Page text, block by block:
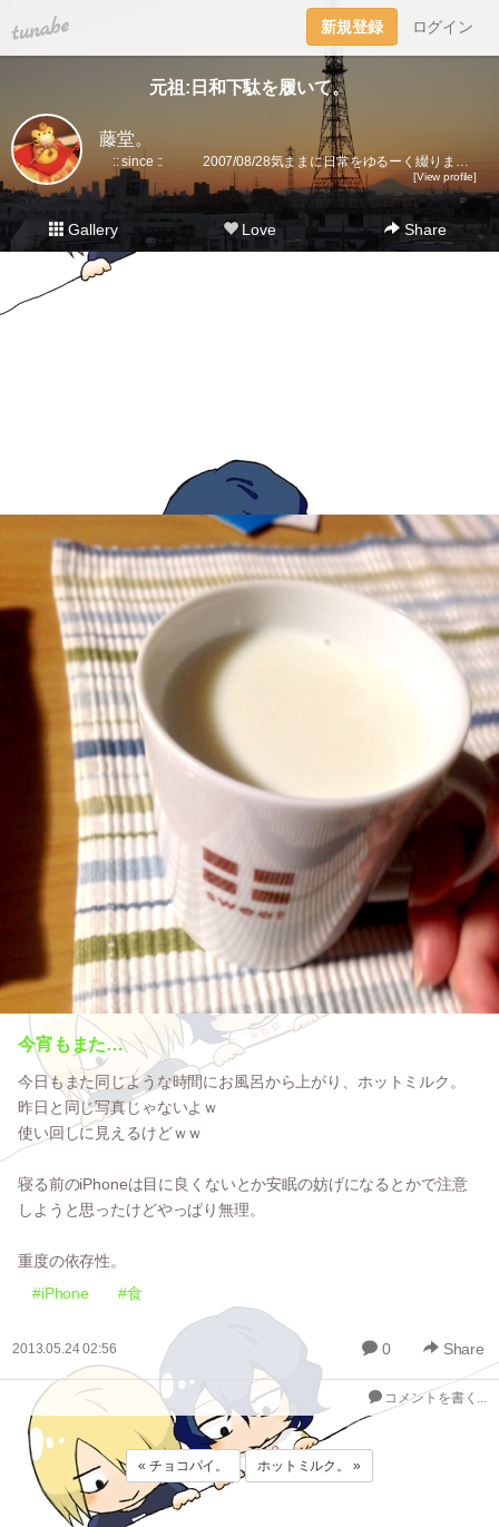
tuna.be 新規登録 ログイン
元祖:日和下駄を履いて。
藤堂。
:: since :: 2007/08/28気ままに日常をゆるーく綴ります。▼趣味丸出し。▼トラベラーズノート愛好家。 →書籍に一部載せていただきました★(奇跡)▼小さいノート活用術▼FLEXNOTEも活用しています。▼他、手帳・文房具大好き。▼2018に都内→田舎に移住。▼プラ板・レジン・手芸などハンドメイドをたまに▼メインはインスタです。
[View profile]
Gallery Love Share
今宵もまた…
今日もまた同じような時間にお風呂から上がり、ホットミルク。
昨日と同じ写真じゃないよｗ
使い回しに見えるけどｗｗ
寝る前のiPhoneは目に良くないとか安眠の妨げになるとかで注意
しようと思ったけどやっぱり無理。
重度の依存性。
#iPhone
#食
2013.05.24 02:56 0 Share
コメントを書く...
« チョコパイ。 ホットミルク。 »